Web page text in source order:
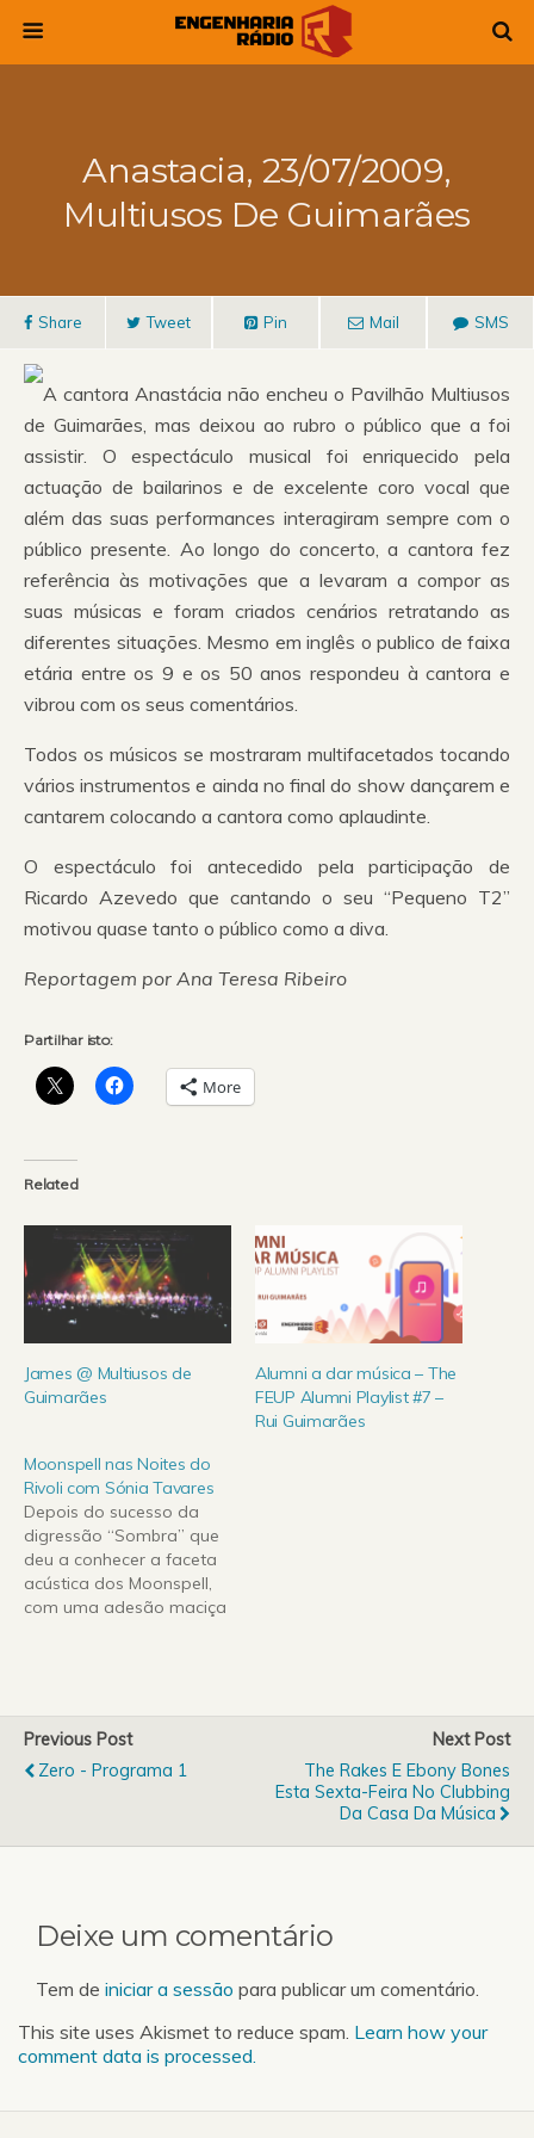
Anastacia, 23/07/2009,
Multiusos De Guimarães
Share Tweet Pin Mail SMS
A cantora Anastácia não encheu o Pavilhão Multiusos
de Guimarães, mas deixou ao rubro o público que a foi
assistir. O espectáculo musical foi enriquecido pela
actuação de bailarinos e de excelente coro vocal que
além das suas performances interagiram sempre com o
público presente. Ao longo do concerto, a cantora fez
referência às motivações que a levaram a compor as
suas músicas e foram criados cenários retratando as
diferentes situações. Mesmo em inglês o publico de faixa
etária entre os 9 e os 50 anos respondeu à cantora e
vibrou com os seus comentários.
Todos os músicos se mostraram multifacetados tocando
vários instrumentos e ainda no final do show dançarem e
cantarem colocando a cantora como aplaudinte.
O espectáculo foi antecedido pela participação de
Ricardo Azevedo que cantando o seu “Pequeno T2”
motivou quase tanto o público como a diva.
Reportagem por Ana Teresa Ribeiro
Partilhar isto:
More
Related
James @ Multiusos de
Guimarães
Alumni a dar música – The
FEUP Alumni Playlist #7 –
Rui Guimarães
Moonspell nas Noites do
Rivoli com Sónia Tavares
Depois do sucesso da
digressão “Sombra” que
deu a conhecer a faceta
acústica dos Moonspell,
com uma adesão maciça
espectáculo especial
“Sombra de Dia dos
Namorados”, no próximo
Previous Post
Zero - Programa 1
Next Post
The Rakes E Ebony Bones
Esta Sexta-Feira No Clubbing
Da Casa Da Música
Deixe um comentário
Tem de iniciar a sessão para publicar um comentário.
This site uses Akismet to reduce spam. Learn how your
comment data is processed.